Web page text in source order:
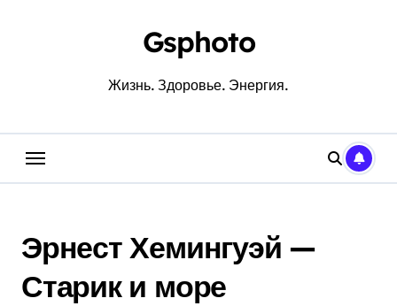
Gsphoto
Жизнь. Здоровье. Энергия.
Эрнест Хемингуэй —
Старик и море